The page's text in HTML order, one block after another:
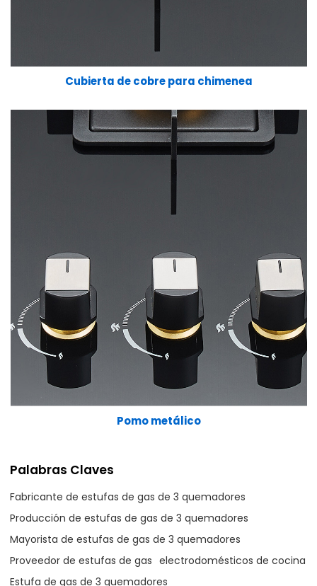
Cubierta de cobre para chimenea
Pomo metálico
Palabras Claves
Fabricante de estufas de gas de 3 quemadores
Producción de estufas de gas de 3 quemadores
Mayorista de estufas de gas de 3 quemadores
Proveedor de estufas de gas electrodomésticos de cocina
Estufa de gas de 3 quemadores